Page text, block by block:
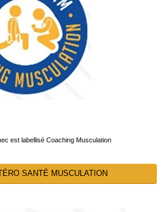
est labellisé Coaching Musculation
SANTÉ MUSCULATION